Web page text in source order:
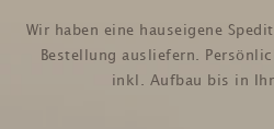
Wir haben eine hauseigene
Bestellung ausliefern.
inkl. Aufbau bis in Ihr